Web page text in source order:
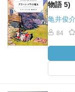
物語 5)
亀井俊
84